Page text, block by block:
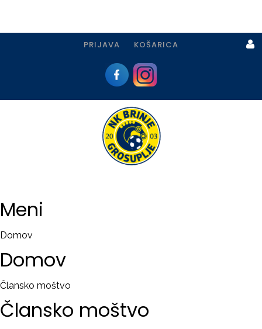
PRIJAVA KOŠARICA
Meni
Domov
Domov
Člansko moštvo
Člansko moštvo
Prijava
Registracija
Remember